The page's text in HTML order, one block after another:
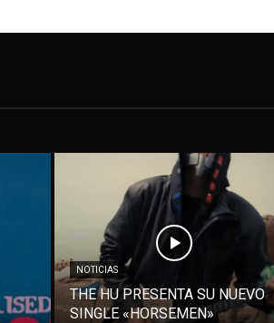
NOTICIAS
THE HU PRESENTA SU NUEVO
SINGLE «HORSEMEN»